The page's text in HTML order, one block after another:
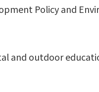
Policy and
and outdoor